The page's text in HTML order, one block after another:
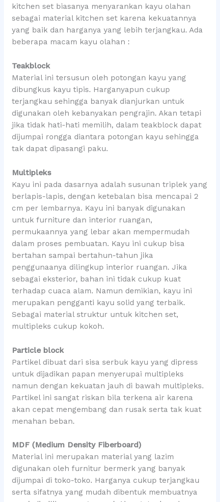
kitchen set biasanya menyarankan kayu olahan
sebagai material kitchen set karena kekuatannya
yang baik dan harganya yang lebih terjangkau. Ada
beberapa macam kayu olahan :
Teakblock
Material ini tersusun oleh potongan kayu yang
dibungkus kayu tipis. Harganyapun cukup
terjangkau sehingga banyak dianjurkan untuk
digunakan oleh kebanyakan pengrajin. Akan tetapi
jika tidak hati-hati memilih, dalam teakblock dapat
dijumpai rongga diantara potongan kayu sehingga
tak dapat dipasangi paku.
Multipleks
Kayu ini pada dasarnya adalah susunan triplek yang
berlapis-lapis, dengan ketebalan bisa mencapai 2
cm per lembarnya. Kayu ini banyak digunakan
untuk furniture dan interior ruangan,
permukaannya yang lebar akan mempermudah
dalam proses pembuatan. Kayu ini cukup bisa
bertahan sampai bertahun-tahun jika
penggunaanya dilingkup interior ruangan. Jika
sebagai eksterior, bahan ini tidak cukup kuat
terhadap cuaca alam. Namun demikian, kayu ini
merupakan pengganti kayu solid yang terbaik.
Sebagai material struktur untuk kitchen set,
multipleks cukup kokoh.
Particle block
Partikel dibuat dari sisa serbuk kayu yang dipress
untuk dijadikan papan menyerupai multipleks
namun dengan kekuatan jauh di bawah multipleks.
Partikel ini sangat riskan bila terkena air karena
akan cepat mengembang dan rusak serta tak kuat
menahan beban.
MDF (Medium Density Fiberboard)
Material ini merupakan material yang lazim
digunakan oleh furnitur bermerk yang banyak
dijumpai di toko-toko. Harganya cukup terjangkau
serta sifatnya yang mudah dibentuk membuatnya